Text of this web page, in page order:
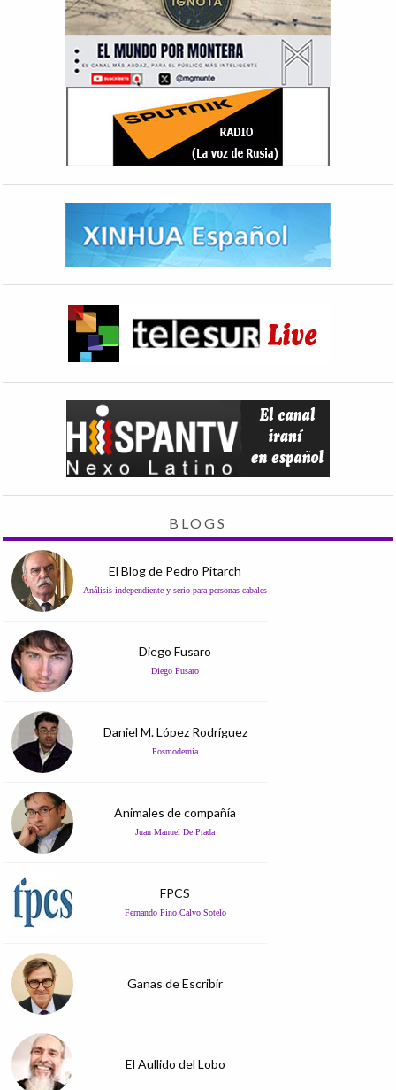
BLOGS
El Blog de Pedro Pitarch
Análisis independiente y serio para personas cabales
Diego Fusaro
Diego Fusaro
Daniel M. López Rodríguez
Posmodernia
Animales de compañía
Juan Manuel De Prada
FPCS
Fernando Pino Calvo Sotelo
Ganas de Escribir
El Aullido del Lobo